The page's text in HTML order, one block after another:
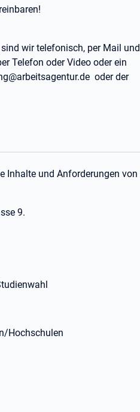
wir telefonisch, per Mail und
Telefon oder Video oder ein
oder der
Inhalte und Anforderungen von
9.
Hochschulen